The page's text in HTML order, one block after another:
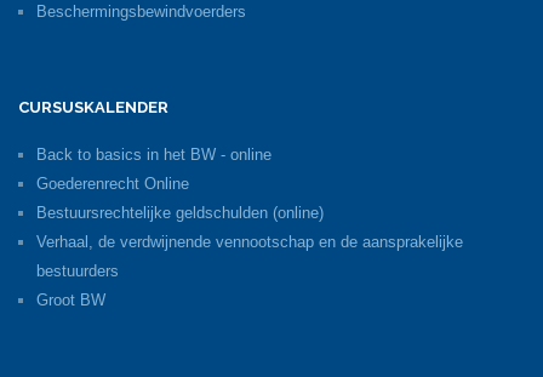
Beschermingsbewindvoerders
CURSUSKALENDER
Back to basics in het BW - online
Goederenrecht Online
Bestuursrechtelijke geldschulden (online)
Verhaal, de verdwijnende vennootschap en de aansprakelijke
bestuurders
Groot BW